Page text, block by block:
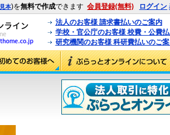
見本)を無料で作成できます 会員登録(無料) ログイン
法人のお客様 請求書払いのご案内
学校・官公庁のお客様 校費・公費
研究機関のお客様 科研費払いのご